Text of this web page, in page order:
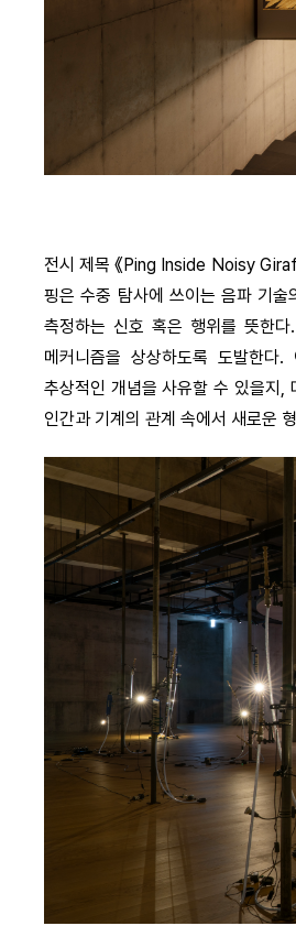
전시 제목 《Ping Inside Noisy
핑은 수중 탐사에 쓰이는 음파 기
측정하는 신호 혹은 행위를 뜻한
메커니즘을 상상하도록 도발한
추상적인 개념을 사유할 수 있을지,
인간과 기계의 관계 속에서 새로운